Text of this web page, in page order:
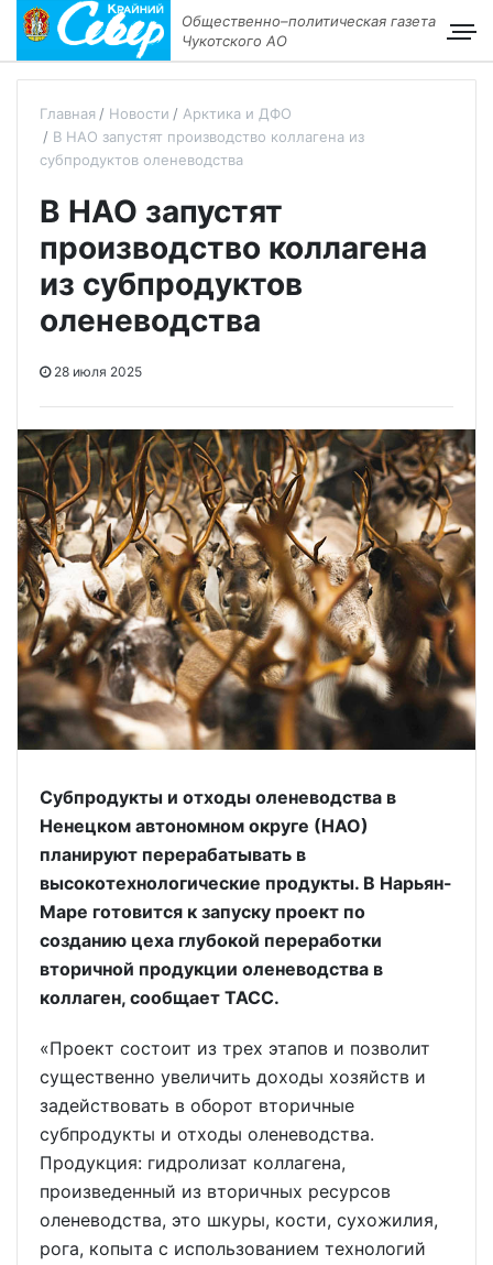
Общественно–политическая газета
Чукотского АО
Главная Новости
Арктика и ДФО
В НАО запустят производство коллагена из
субпродуктов оленеводства
В НАО запустят
производство коллагена
из субпродуктов
оленеводства
28 июля 2025
Субпродукты и отходы оленеводства в
Ненецком автономном округе (НАО)
планируют перерабатывать в
высокотехнологические продукты. В Нарьян-
Маре готовится к запуску проект по
созданию цеха глубокой переработки
вторичной продукции оленеводства в
коллаген, сообщает ТАСС.
«Проект состоит из трех этапов и позволит
существенно увеличить доходы хозяйств и
задействовать в оборот вторичные
субпродукты и отходы оленеводства.
Продукция: гидролизат коллагена,
произведенный из вторичных ресурсов
оленеводства, это шкуры, кости, сухожилия,
рога, копыта с использованием технологий